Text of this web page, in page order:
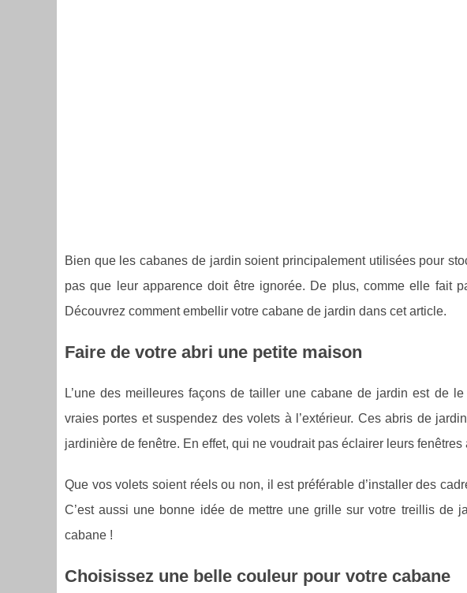
Bien que les cabanes de jardin soient principalement utilisées pour
pas que leur apparence doit être ignorée. De plus, comme elle fait
Découvrez comment embellir votre cabane de jardin dans cet article.
Faire de votre abri une petite maison
L’une des meilleures façons de tailler une cabane de jardin est de
vraies portes et suspendez des volets à l’extérieur. Ces abris de
jardinière de fenêtre. En effet, qui ne voudrait pas éclairer leurs
Que vos volets soient réels ou non, il est préférable d’installer des
C’est aussi une bonne idée de mettre une grille sur votre treillis de
cabane !
Choisissez une belle couleur pour votre cabane